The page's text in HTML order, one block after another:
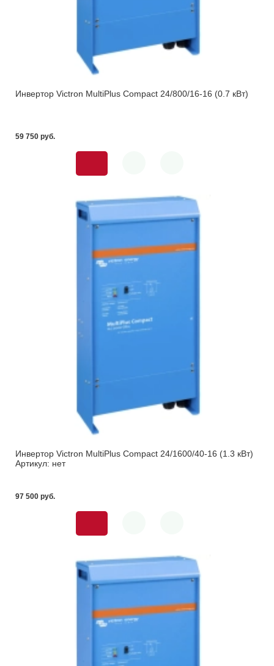
Инвертор Victron MultiPlus Compact 24/800/16-16 (0.7 кВт)
59 750 pуб.
Инвертор Victron MultiPlus Compact 24/1600/40-16 (1.3 кВт)
Артикул: нет
97 500 pуб.